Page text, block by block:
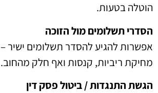
הוטלה בטעות.
הסדרי תשלומים מול הזוכה
אפשרות להגיע להסדר תשלומים ישיר
מחיקת ריביות, קנסות ואף חלק מהחוב.
הגשת התנגדות / ביטול פסק דין